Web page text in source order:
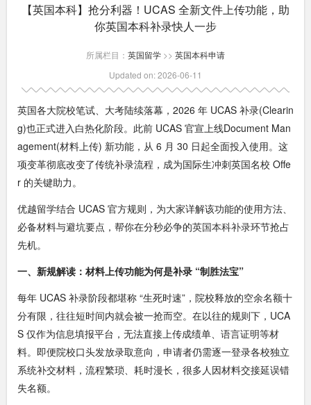
【英国本科】抢分利器！UCAS 全新文件上传功能，助
你英国本科补录快人一步
所属栏目： 英国留学 >> 英国本科申请
Updated on: 2026-06-11
英国各大院校笔试、大考陆续落幕，2026 年 UCAS 补录(Clearin
g)也正式进入白热化阶段。此前 UCAS 官宣上线Document Man
agement(材料上传) 新功能，从 6 月 30 日起全面投入使用。这
项变革彻底改变了传统补录流程，成为国际生冲刺英国名校 Offe
r 的关键助力。
优越留学结合 UCAS 官方规则，为大家详解该功能的使用方法、
必备材料与避坑要点，帮你在分秒必争的英国本科补录环节抢占
先机。
一、新规解读：材料上传功能为何是补录 “制胜法宝”
每年 UCAS 补录阶段都堪称 “生死时速”，院校释放的空余名额十
分有限，往往短时间内就会被一抢而空。在以往的规则下，UCA
S 仅作为信息填报平台，无法直接上传成绩单、语言证明等材
料。即便院校口头发放录取意向，申请者仍需逐一登录各校独立
系统补交材料，流程繁琐、耗时漫长，很多人因材料交接延误错
失名额。